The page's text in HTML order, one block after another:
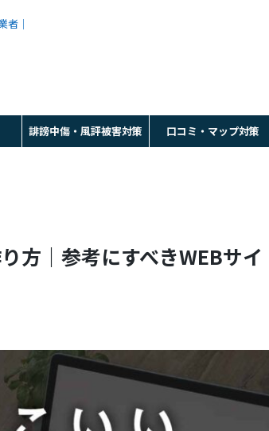
者｜
誹謗中傷・風評被害対策 口コミ・マップ対策
方｜参考にすべきWEBサイ